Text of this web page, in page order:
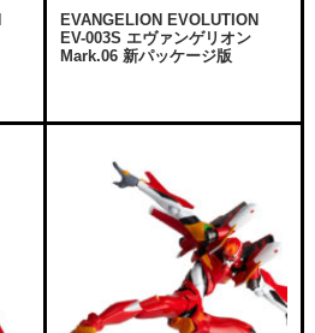
EVANGELION EVOLUTION
EV-003S エヴァンゲリオン
Mark.06 新パッケージ版